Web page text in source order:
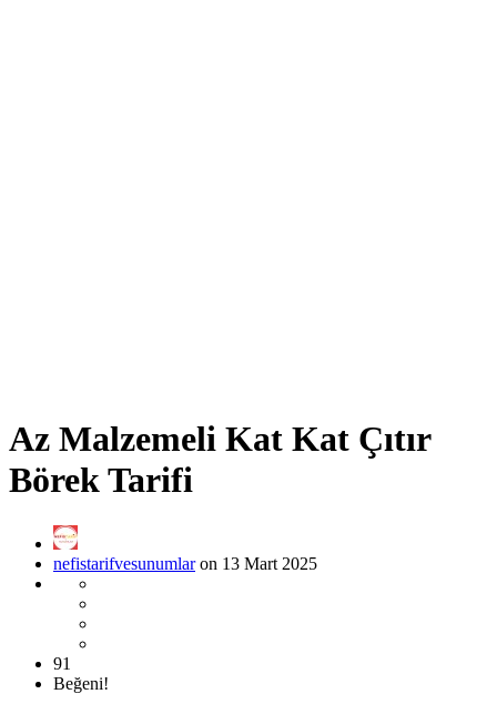
Az Malzemeli Kat Kat Çıtır
Börek Tarifi
nefistarifvesunumlaron 13 Mart 2025
91
Beğeni!